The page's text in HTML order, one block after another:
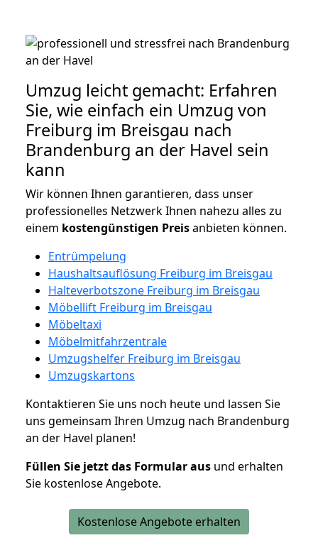
Umzug leicht gemacht: Erfahren
Sie, wie einfach ein Umzug von
Freiburg im Breisgau nach
Brandenburg an der Havel sein
kann
Wir können Ihnen garantieren, dass unser
professionelles Netzwerk Ihnen nahezu alles zu
einem kostengünstigen Preisanbieten können.
Entrümpelung
Haushaltsauflösung Freiburg im Breisgau
Halteverbotszone Freiburg im Breisgau
Möbellift Freiburg im Breisgau
Möbeltaxi
Möbelmitfahrzentrale
Umzugshelfer Freiburg im Breisgau
Umzugskartons
Kontaktieren Sie uns noch heute und lassen Sie
uns gemeinsam Ihren Umzug nach Brandenburg
an der Havel planen!
Füllen Sie jetzt das Formular aus und erhalten
Sie kostenlose Angebote.
Kostenlose Angebote erhalten